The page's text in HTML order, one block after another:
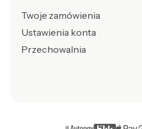
Twoje zamówienia
Ustawienia konta
Przechowalnia